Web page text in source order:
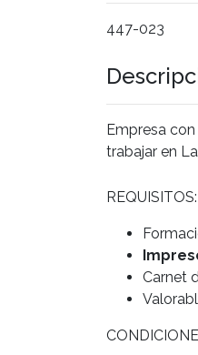
447-023
Empresa
trabajar en
REQUISITOS:
Carnet